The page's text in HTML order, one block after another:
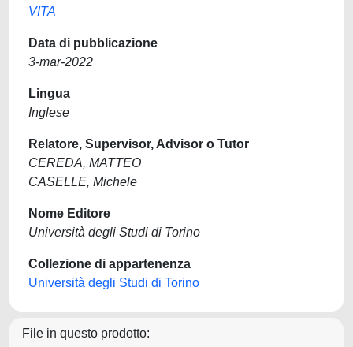
VITA
Data di pubblicazione
3-mar-2022
Lingua
Inglese
Relatore, Supervisor, Advisor o Tutor
CEREDA, MATTEO
CASELLE, Michele
Nome Editore
Università degli Studi di Torino
Collezione di appartenenza
Università degli Studi di Torino
File in questo prodotto: